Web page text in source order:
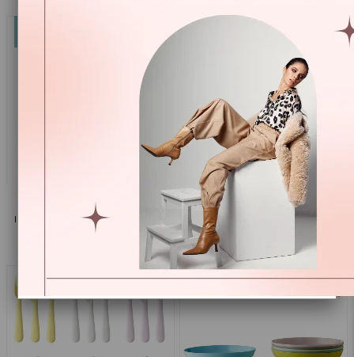
Ikea Fabler 3 Parça Çatal Kaşık Bıçak Seti
Çelik 60137571
Ikea Kalas Bardak Seti Pastel Tonlar 6 Adet
199,95 TL 266,53 TL
%25 %25